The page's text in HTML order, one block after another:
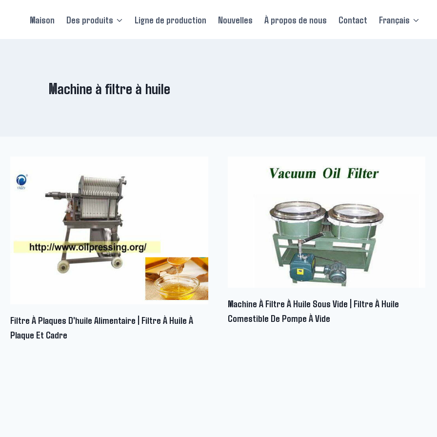
Maison Des produits Ligne de production Nouvelles À propos de nous Contact Français
Machine à filtre à huile
Filtre À Plaques D'huile Alimentaire | Filtre À Huile À
Plaque Et Cadre
Machine À Filtre À Huile Sous Vide | Filtre À Huile
Comestible De Pompe À Vide